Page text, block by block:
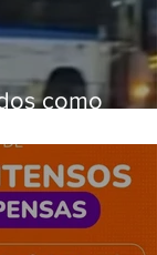
como